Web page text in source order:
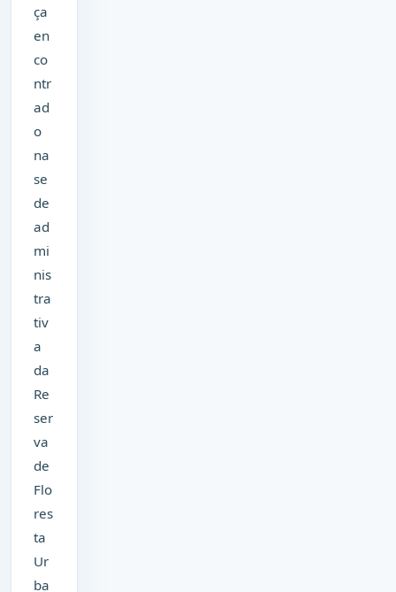
ça
en
co
ntr
ad
o
na
se
de
ad
mi
nis
tra
tiv
a
da
Re
ser
va
de
Flo
res
ta
Ur
ba